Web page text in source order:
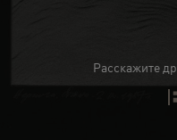
Расскажите